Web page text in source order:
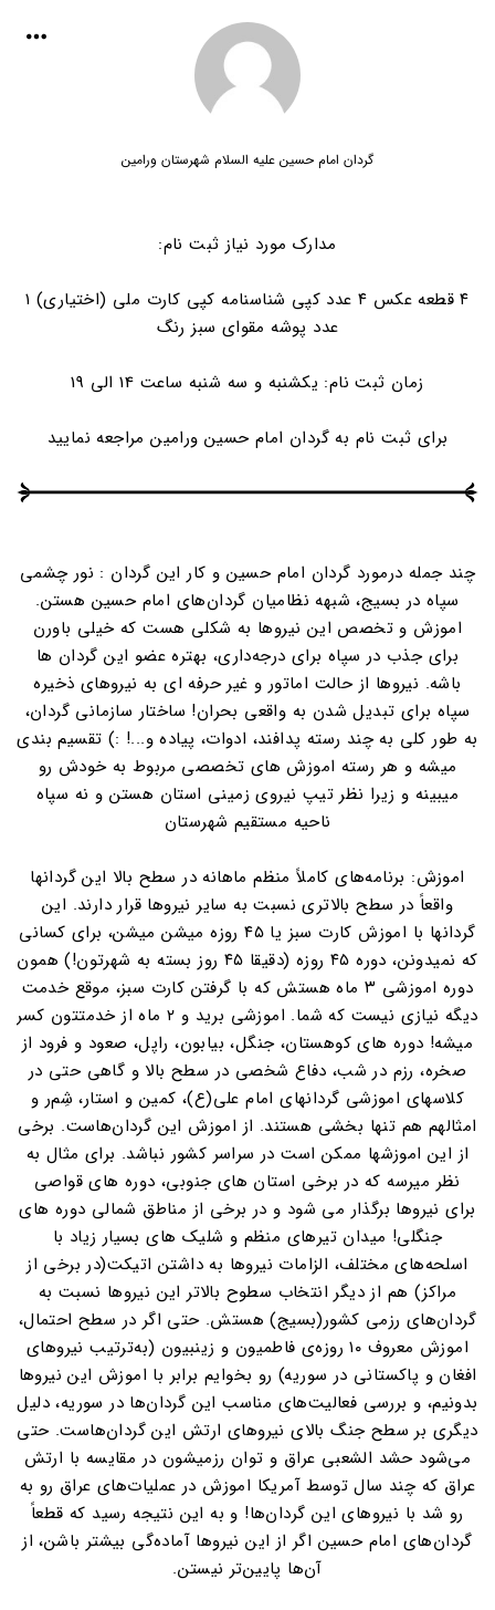
گردان امام حسین علیه السلام شهرستان ورامین
مدارک مورد نیاز ثبت نام:
۴ قطعه عکس ۴ عدد کپی شناسنامه کپی کارت ملی (اختیاری) ۱
عدد پوشه مقوای سبز رنگ
زمان ثبت نام: یکشنبه و سه شنبه ساعت 14 الی 19
برای ثبت نام به گردان امام حسین ورامین مراجعه نمایید
چند جمله درمورد گردان امام حسین و کار این گردان : نور چشمی
سپاه در بسیج، شبهه نظامیان گردان‌های امام حسین هستن.
اموزش و تخصص این نیروها به شکلی هست که خیلی باورن
برای جذب در سپاه برای درجه‌داری، بهتره عضو این گردان ها
باشه. نیروها از حالت اماتور و غیر حرفه ای به نیروهای ذخیره
سپاه برای تبدیل شدن به واقعی بحران! ساختار سازمانی گردان،
به طور کلی به چند رسته پدافند، ادوات، پیاده و...! :) تقسیم بندی
میشه و هر رسته اموزش های تخصصی مربوط به خودش رو
میبینه و زیرا نظر تیپ نیروی زمینی استان هستن و نه سپاه
ناحیه مستقیم شهرستان
اموزش: برنامه‌های کاملاً منظم ماهانه در سطح بالا این گردانها
واقعاً در سطح بالاتری نسبت به سایر نیروها قرار دارند. این
گردانها با اموزش کارت سبز یا ۴۵ روزه میشن میشن، برای کسانی
که نمیدونن، دوره ۴۵ روزه (دقیقا ۴۵ روز بسته به شهرتون!) همون
دوره اموزشی ۳ ماه هستش که با گرفتن کارت سبز، موقع خدمت
دیگه نیازی نیست که شما. اموزشی برید و ۲ ماه از خدمتتون کسر
میشه! دوره های کوهستان، جنگل، بیابون، راپل، صعود و فرود از
صخره، رزم در شب، دفاع شخصی در سطح بالا و گاهی حتی در
کلاسهای اموزشی گردانهای امام علی(ع)، کمین و استار، شِم‌ر و
امثالهم هم تنها بخشی هستند. از اموزش این گردان‌هاست. برخی
از این اموزشها ممکن است در سراسر کشور نباشد. برای مثال به
نظر میرسه که در برخی استان های جنوبی، دوره های قواصی
برای نیروها برگذار می شود و در برخی از مناطق شمالی دوره های
جنگلی! میدان تیرهای منظم و شلیک های بسیار زیاد با
اسلحه‌های مختلف، الزامات نیروها به داشتن اتیکت(در برخی از
مراکز) هم از دیگر انتخاب سطوح بالاتر این نیروها نسبت به
گردان‌های رزمی کشور(بسیج) هستش. حتی اگر در سطح احتمال،
اموزش معروف ۱۰ روزه‌ی فاطمیون و زینبیون (به‌ترتیب نیروهای
افغان و پاکستانی در سوریه) رو بخوایم برابر با اموزش این نیروها
بدونیم، و بررسی فعالیت‌های مناسب این گردان‌ها در سوریه، دلیل
دیگری بر سطح جنگ بالای نیروهای ارتش این گردان‌هاست. حتی
می‌شود حشد الشعبی عراق و توان رزمیشون در مقایسه با ارتش
عراق که چند سال توسط آمریکا اموزش در عملیات‌های عراق رو به
رو شد با نیروهای این گردان‌ها! و به این نتیجه رسید که قطعاً
گردان‌های امام حسین اگر از این نیروها آماده‌گی بیشتر باشن، از
آن‌ها پایین‌تر نیستن.